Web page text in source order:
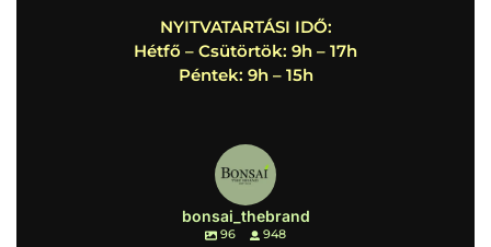
NYITVATARTÁSI IDŐ:
Hétfő – Csütörtök: 9h – 17h
Péntek: 9h – 15h
bonsai_thebrand
96 948